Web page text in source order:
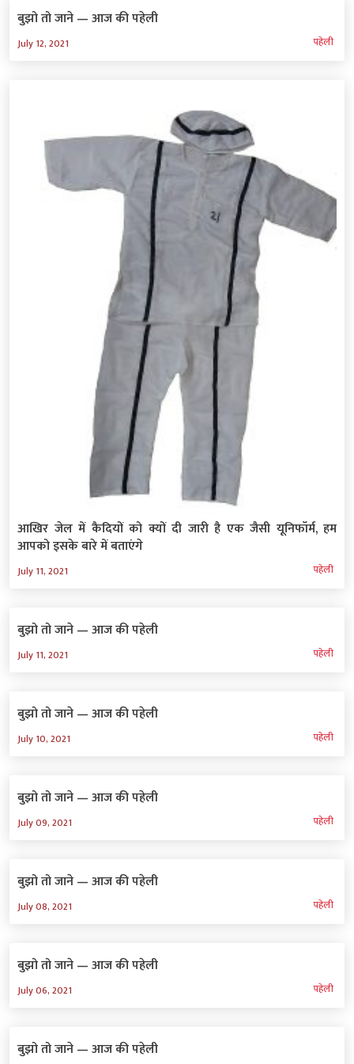
बुझो तो जाने — आज की पहेली
July 12, 2021 पहेली
आखिर जेल में कैदियों को क्यों दी जारी है एक जैसी यूनिफॉर्म, हम
आपको इसके बारे में बताएंगे
July 11, 2021 पहेली
बुझो तो जाने — आज की पहेली
July 11, 2021 पहेली
बुझो तो जाने — आज की पहेली
July 10, 2021 पहेली
बुझो तो जाने — आज की पहेली
July 09, 2021 पहेली
बुझो तो जाने — आज की पहेली
July 08, 2021 पहेली
बुझो तो जाने — आज की पहेली
July 06, 2021 पहेली
बुझो तो जाने — आज की पहेली